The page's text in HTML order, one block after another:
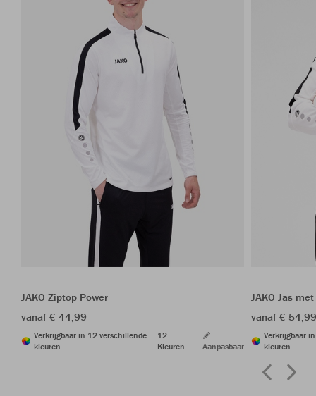
JAKO Ziptop Power
vanaf € 44,99
Verkrijgbaar in 12 verschillende
kleuren
12
Kleuren
Aanpasbaar
JAKO Jas
vanaf €
Verkrijgbaar
kleuren